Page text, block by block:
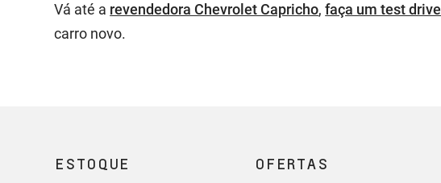
Vá até a revendedora Chevrolet Capricho,faça um test drive
carro novo.